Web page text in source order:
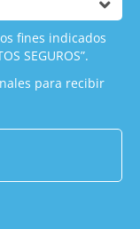
fines indicados
SEGUROS”.
para recibir